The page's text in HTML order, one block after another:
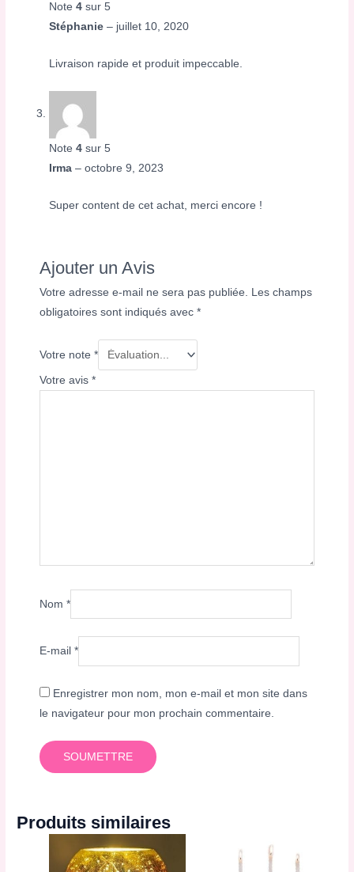
Note4 sur 5
Stéphanie– juillet 10, 2020
Livraison rapide et produit impeccable.
Note4 sur 5
Irma– octobre 9, 2023
Super content de cet achat, merci encore !
Ajouter un Avis
Votre adresse e-mail ne sera pas publiée.
Les champs
obligatoires sont indiqués avec*
Votre note*
Votre avis*
Nom*
E-mail*
Enregistrer mon nom, mon e-mail et mon site dans
le navigateur pour mon prochain commentaire.
Produits similaires